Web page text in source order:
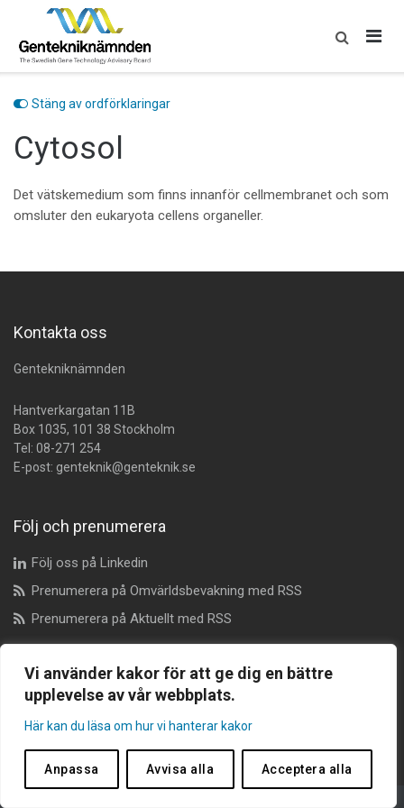
Vi använder kakor för att ge dig en bättre
upplevelse av vår webbplats.
Här kan du läsa om hur vi hanterar kakor
Anpassa Avvisa alla Acceptera alla
content
Stäng av ordförklaringar
Cytosol
Det vätskemedium som finns innanför cellmembranet och som
omsluter den eukaryota cellens organeller.
Kontakta oss
Gentekniknämnden
Hantverkargatan 11B
Box 1035, 101 38 Stockholm
Tel: 08-271 254
E-post: genteknik@genteknik.se
Följ och prenumerera
Följ oss på Linkedin
Prenumerera på Omvärldsbevakning med RSS
Prenumerera på Aktuellt med RSS
Dataskyddsombud
dataskyddsombudet@genteknik.se